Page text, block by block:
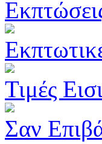
Τιμές
Σαν